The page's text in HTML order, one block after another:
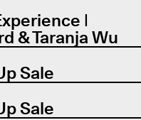
|
& Taranja Wu
Sale
Sale